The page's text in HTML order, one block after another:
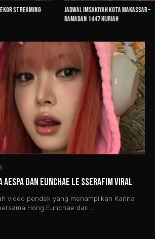
Streaming
Jadwal Imsakiyah Kota Makassar –
Ramadan 1447 Hijriah
dan Eunchae LE SSERAFIM Viral
video pendek yang menampilkan Karina
Hong Eunchae dari…